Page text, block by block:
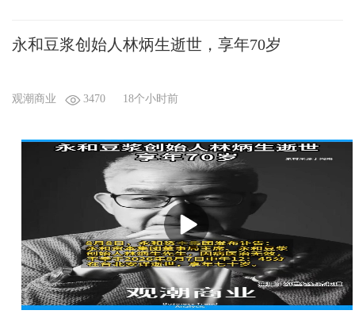
永和豆浆创始人林炳生逝世，享年70岁
观潮商业 3470 18个小时前